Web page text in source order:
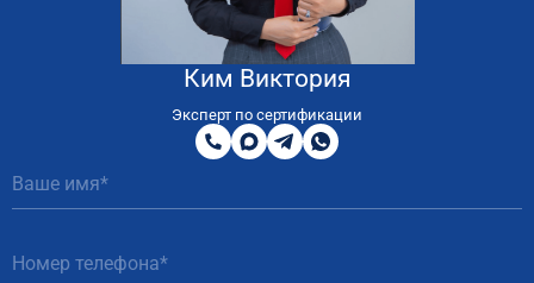
Ким Виктория
Эксперт по сертификации
8
800
200
51
MAXTelegram
WhatsApp